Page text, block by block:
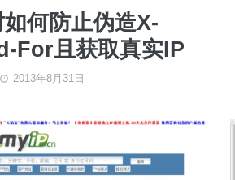
何防止伪造X-
For且获取真实IP
2013年8月31日